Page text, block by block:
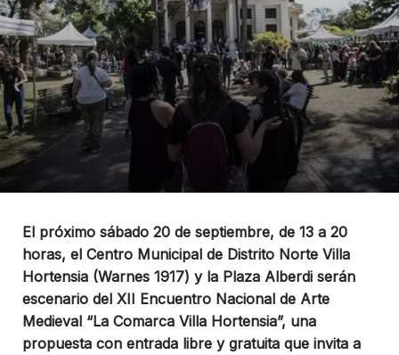
El próximo sábado 20 de septiembre, de 13 a 20
horas, el Centro Municipal de Distrito Norte Villa
Hortensia (Warnes 1917) y la Plaza Alberdi serán
escenario del XII Encuentro Nacional de Arte
Medieval “La Comarca Villa Hortensia”, una
propuesta con entrada libre y gratuita que invita a